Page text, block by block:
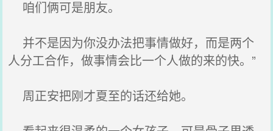
咱们俩可是朋友。
并不是因为你没办法把事情做好，而是两个
人分工合作，做事情会比一个人做的来的快。”
周正安把刚才夏至的话还给她。